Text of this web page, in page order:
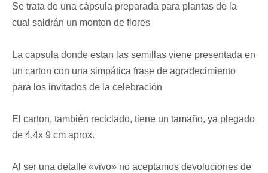
Se trata de una cápsula preparada para plantas de la
cual saldrán un monton de flores
La capsula donde estan las semillas viene presentada en
un carton con una simpática frase de agradecimiento
para los invitados de la celebración
El carton, también reciclado, tiene un tamaño, ya plegado
de 4,4x 9 cm aprox.
Al ser una detalle «vivo» no aceptamos devoluciones de